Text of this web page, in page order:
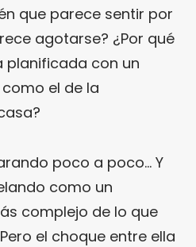
que parece sentir por
agotarse? ¿Por qué
planificada con un
el de la
poco a poco… Y
como un
complejo de lo que
el choque entre ella